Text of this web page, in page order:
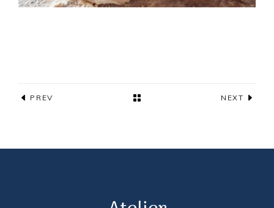
PREV NEXT